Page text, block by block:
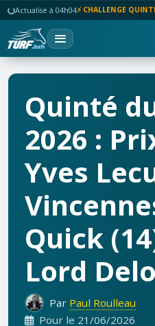
Actualisé à 04h04⚡ CHALLENGE
Quinté
2026 :
Yves
Quick
Lord
Par Paul Roulleau
Pour le 21/06/2026